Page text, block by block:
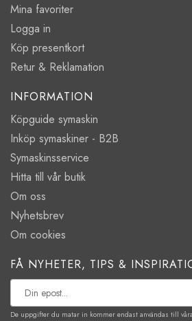
Mina favoriter
Logga in
Köp presentkort
Retur & Reklamation
INFORMATION
Köpguide symaskin
Inköp symaskiner - B2B
Symaskinsservice
Hitta till vår butik
Om oss
Nyhetsbrev
Om cookies
FÅ NYHETER, TIPS &
De uppgifter du matar in kommer endast användas till